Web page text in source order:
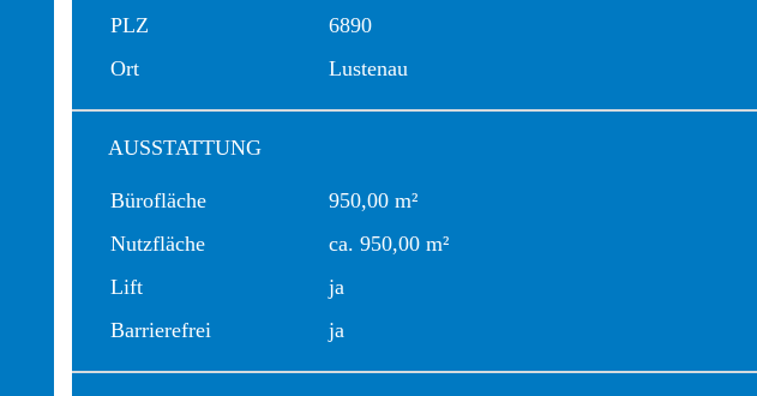
PLZ
6890
Ort
Lustenau
AUSSTATTUNG
Bürofläche
950,00 m²
Nutzfläche
ca. 950,00 m²
Lift
ja
Barrierefrei
ja